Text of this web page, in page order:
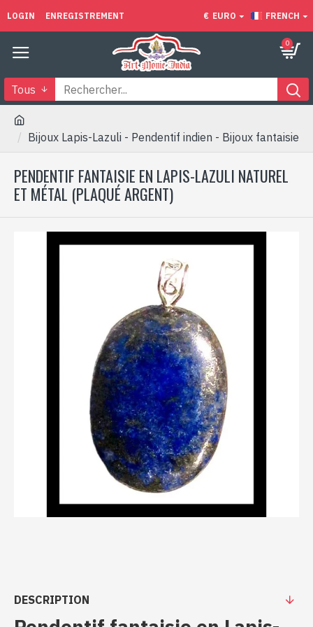
LOGIN ENREGISTREMENT € EURO FRENCH
0
Tous
Bijoux Lapis-Lazuli - Pendentif indien - Bijoux fantaisie
PENDENTIF FANTAISIE EN LAPIS-LAZULI NATUREL
ET MÉTAL (PLAQUÉ ARGENT)
DESCRIPTION